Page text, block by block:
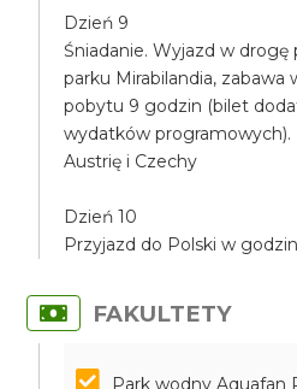
Dzień 9
Śniadanie. Wyjazd w
parku Mirabilandia, zabawa
pobytu 9 godzin (bilet
wydatków programowych).
Austrię i Czechy
Dzień 10
Przyjazd do Polski w
FAKULTETY
Park wodny Aquafan